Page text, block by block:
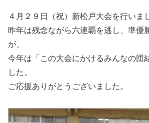
４月２９日（祝）新松戸大会を行いま
昨年は残念ながら六連覇を逃し、準優
が、
今年は「この大会にかけるみんなの団
した。
ご応援ありがとうございました。